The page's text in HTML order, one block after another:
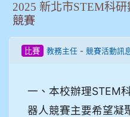
2025 新北市STEM科
競賽
比賽 教務主任- 競賽活動訊
一、本校辦理STEM
器人競賽主要希望凝